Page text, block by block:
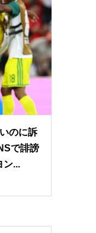
のに訴
で誹謗
ン...